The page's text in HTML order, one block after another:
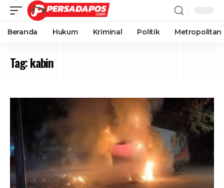
Beranda Hukum Kriminal Politik Metropolitan
Tag:kabin